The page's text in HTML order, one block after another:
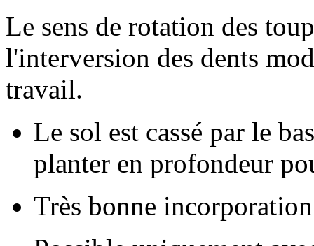
Le sens de rotation des
l'interversion des dents
travail.
Le sol est cassé par le
planter en profondeur
Très bonne